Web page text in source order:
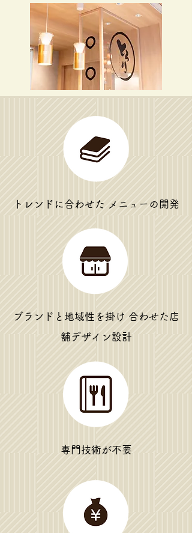
トレンドに合わせた メニューの開発
ブランドと地域性を掛け 合わせた店
舗デザイン設計
専門技術が不要